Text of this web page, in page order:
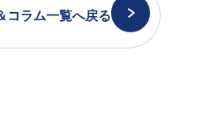
コラム一覧へ戻る